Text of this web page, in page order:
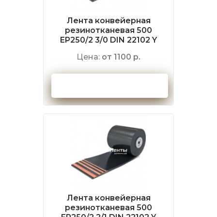
Лента конвейерная
резинотканевая 500
EP250/2 3/0 DIN 22102 Y
Цена: от 1100 р.
Лента конвейерная
резинотканевая 500